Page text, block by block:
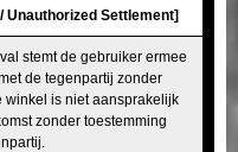
Unauthorized Settlement]
stemt de gebruiker ermee
de tegenpartij zonder
winkel is niet aansprakelijk
zonder toestemming